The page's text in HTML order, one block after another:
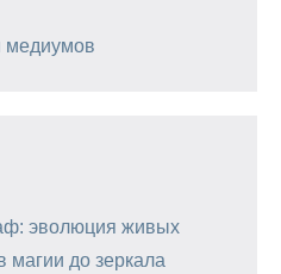
медиумов
эволюция живых
магии до зеркала